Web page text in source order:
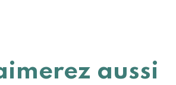
aussi